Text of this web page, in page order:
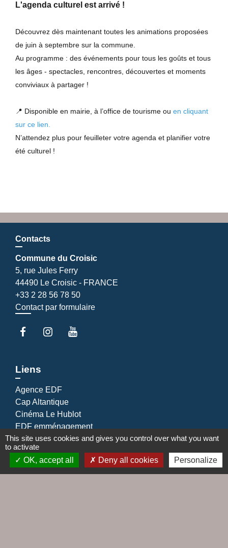
L'agenda culturel est arrivé !
Découvrez dès maintenant toutes les animations proposées
de juin à septembre sur la commune.
Au programme : des événements pour tous les goûts et tous
les âges - spectacles, rencontres, découvertes et moments
conviviaux à partager !
📍 Disponible en mairie, à l’office de tourisme ou en cliquant
sur ce lien.
N’attendez plus pour feuilleter votre agenda et planifier votre
été culturel !
Contacts
Commune du Croisic
5, rue Jules Ferry
44490 Le Croisic - FRANCE
+33 2 28 56 78 50
Contact par formulaire
Liens
Agence EDF
Cap Altantique
Cinéma Le Hublot
EDF emménagement
Gestionnaire distribution d'électricité
This site uses cookies and gives you control over what you want
to activate
OK, accept all
Deny all cookies Personalize